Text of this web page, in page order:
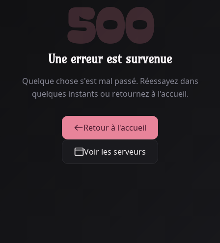
500
Une erreur est survenue
Quelque chose s'est mal passé. Réessayez dans
quelques instants ou retournez à l'accueil.
Retour à l'accueil
Voir les serveurs